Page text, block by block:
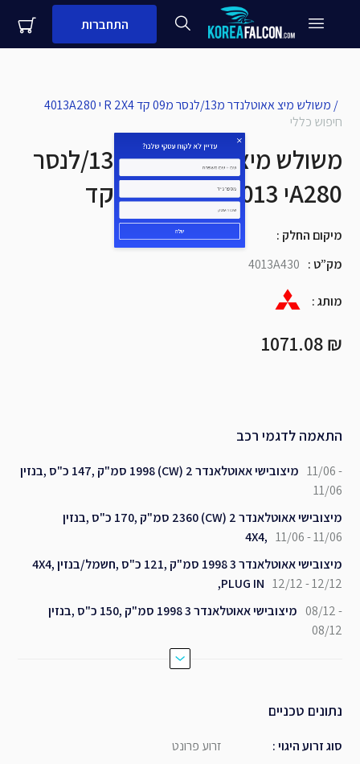
התחברות
שם + שם משפחה
מספר נייד
שם העסק
משולש מיצ אאוטלנדר מ13/לנסר מ09 קד R 2X4 י 4013A280 /
חיפוש כללי
משולש מיצ אאוטלנדר מ13/לנסר
מ09 קד R 2X4 י 4013A280
: מיקום החלק
4013A430 :מק”ט
:מותג
₪ 1071.08
התאמה לדגמי רכב
מיצובישי אאוטלאנדר 2 (CW) 1998 סמ"ק ,147 כ"ס ,בנזין 11/06 -
11/06
מיצובישי אאוטלאנדר 2 (CW) 2360 סמ"ק ,170 כ"ס ,בנזין
,4X4 11/06 - 11/06
מיצובישי אאוטלאנדר 3 1998 סמ"ק ,121 כ"ס ,חשמל/בנזין ,4X4
,PLUG IN 12/12 - 12/12
מיצובישי אאוטלאנדר 3 1998 סמ"ק ,150 כ"ס ,בנזין 08/12 -
08/12
נתונים טכניים
זרוע פרונט :סוג זרוע היגוי